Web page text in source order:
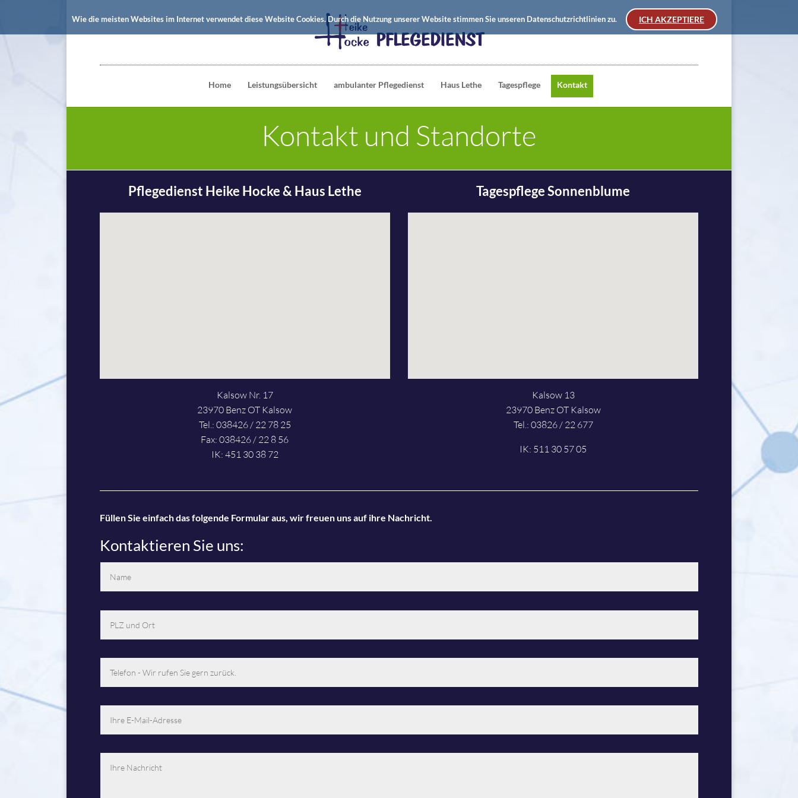
Home Leistungsübersicht ambulanter Pflegedienst Haus Lethe Tagespflege Kontakt
Kontakt und Standorte
Pflegedienst Heike Hocke & Haus Lethe
Kalsow Nr. 17
23970 Benz OT Kalsow
Tel.: 038426 / 22 78 25
Fax: 038426 / 22 8 56
IK: 451 30 38 72
Tagespflege Sonnenblume
Kalsow 13
23970 Benz OT Kalsow
Tel.: 03826 / 22 677
IK: 511 30 57 05
Füllen Sie einfach das folgende Formular aus, wir freuen uns auf ihre Nachricht.
Kontaktieren Sie uns:
Wie die meisten Websites im Internet verwendet diese Website Cookies. Durch die Nutzung unserer Website stimmen Sie unseren Datenschutzrichtlinien zu. ICH AKZEPTIERE